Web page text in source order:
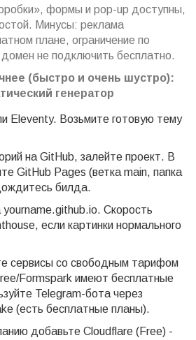
формы и pop-up доступны,
Минусы: реклама
плане, ограничение по
не подключить бесплатно.
(быстро и очень шустро):
генератор
Eleventy. Возьмите готовую тему
на GitHub, залейте проект. В
GitHub Pages (ветка main, папка
билда.
yourname.github.io. Скорость
если картинки нормального
сервисы со свободным тарифом
Formspark имеют бесплатные
Telegram-бота через
(есть бесплатные планы).
добавьте Cloudflare (Free) -